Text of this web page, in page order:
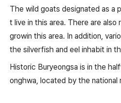
The wild goats designated as a
t live in this area. There are also
growin this area. In addition,
the silverfish and eel inhabit in
Historic Buryeongsa is in the
onghwa, located by the national